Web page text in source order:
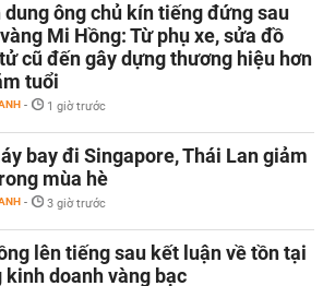
dung ông chủ kín tiếng đứng sau
Mi Hồng: Từ phụ xe, sửa đồ
cũ đến gây dựng thương hiệu hơn
tuổi
- 1 giờ trước
bay đi Singapore, Thái Lan giảm
mùa hè
- 3 giờ trước
lên tiếng sau kết luận về tồn tại
kinh doanh vàng bạc